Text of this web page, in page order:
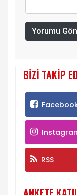
Yorumu
BIZI TAKIP
RSS